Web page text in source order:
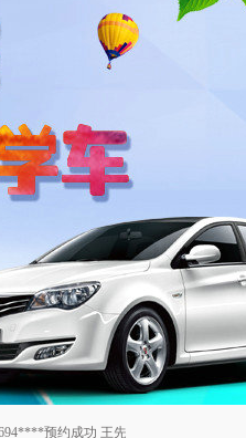
预约成功 王先生 1385795****预约